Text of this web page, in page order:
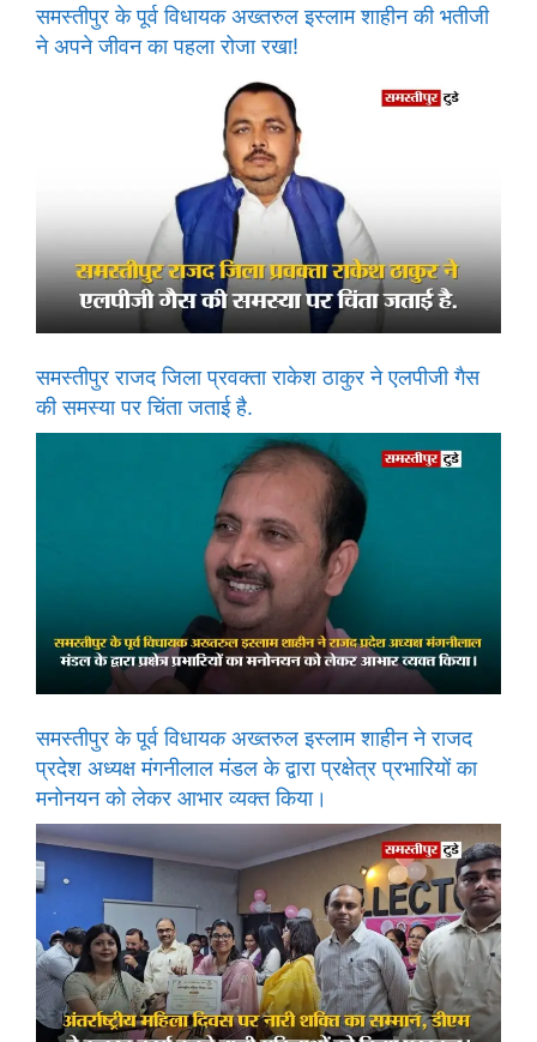
समस्तीपुर के पूर्व विधायक अख्तरुल इस्लाम शाहीन की भतीजी
ने अपने जीवन का पहला रोजा रखा!
समस्तीपुर राजद जिला प्रवक्ता राकेश ठाकुर ने एलपीजी गैस
की समस्या पर चिंता जताई है.
समस्तीपुर के पूर्व विधायक अख्तरुल इस्लाम शाहीन ने राजद
प्रदेश अध्यक्ष मंगनीलाल मंडल के द्वारा प्रक्षेत्र प्रभारियों का
मनोनयन को लेकर आभार व्यक्त किया।